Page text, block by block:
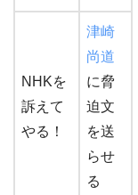
NHKを
訴えて
やる！
津崎
尚道
に脅
迫文
を送
らせ
る